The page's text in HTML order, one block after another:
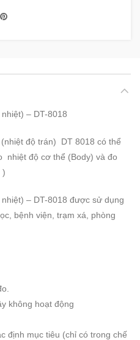
– DT-8018
độ trán) DT 8018 có thể
nhiệt độ cơ thể (Body) và đo
)
– DT-8018 được sử dụng
bệnh viện, trạm xá, phòng
không hoạt động
định mục tiêu (chỉ có trong chế